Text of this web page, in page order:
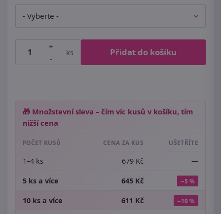
+
-
ks Přidat do košíku
🎁 Množstevní sleva – čím víc kusů v košíku, tím
nižší cena
POČET KUSŮ CENA ZA KUS UŠETŘÍTE
1–4 ks 679 Kč —
5 ks a více 645 Kč −5 %
10 ks a více 611 Kč −10 %